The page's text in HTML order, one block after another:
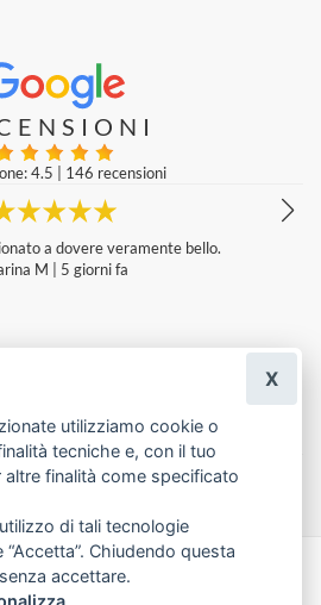
4.5 146 recensioni
e scrivo solo ora la recensione per dire c
sono molto gentili e disponibili e lavora
Realizzazione Siti ecommerce per Fioristi
utilizziamo cookie o
tecniche e, con il tuo
finalità come specificato
di tali tecnologie
Chiudendo questa
accettare.
X